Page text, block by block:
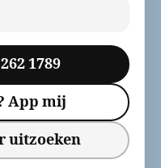
1789
App mij
uitzoeken